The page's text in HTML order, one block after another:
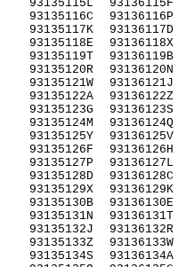
93135115L
93135116C
93135117K
93135118E
93135119T
93135120R
93135121W
93135122A
93135123G
93135124M
93135125Y
93135126F
93135127P
93135128D
93135129X
93135130B
93135131N
93135132J
93135133Z
93135134S
93136115F
93136116P
93136117D
93136118X
93136119B
93136120N
93136121J
93136122Z
93136123S
93136124Q
93136125V
93136126H
93136127L
93136128C
93136129K
93136130E
93136131T
93136132R
93136133W
93136134A